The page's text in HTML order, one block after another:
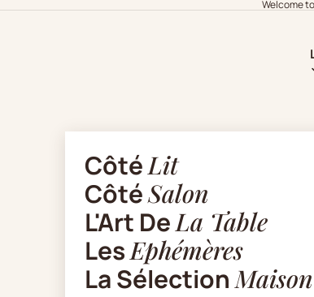
Welcome
CôtéLit
CôtéSalon
L'Art DeLa Table
LesEphémères
La Sélection